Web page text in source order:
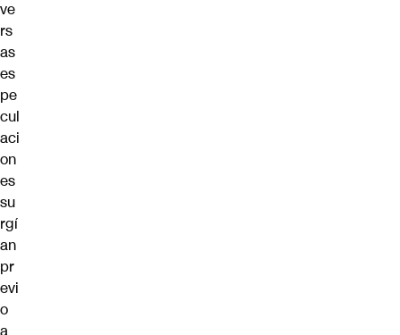
ve
rs
as
es
pe
cul
aci
on
es
su
rgí
an
pr
evi
o
a